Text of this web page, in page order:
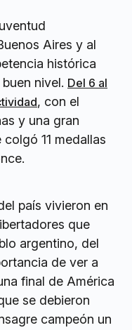
Aires y al
histórica
nivel. Del 6 al
, con el
y una gran
11 medallas
país vivieron en
que
argentino, del
de ver a
final de América
se debieron
campeón un